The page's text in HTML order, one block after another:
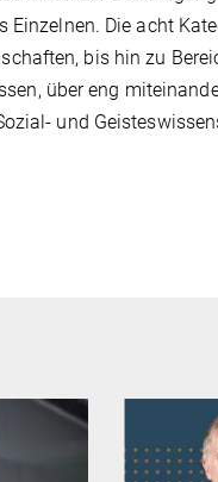
Einzelnen. Die acht
bis hin zu
über eng
und